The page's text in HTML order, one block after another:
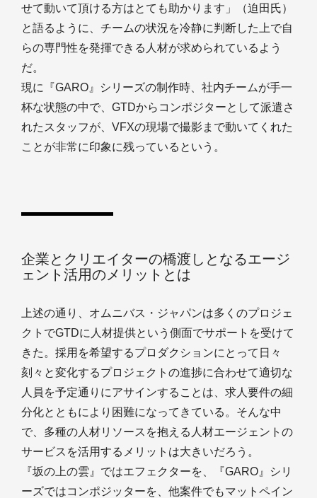
せて動いて頂ける方はとても助かります」（迫田氏）
と語るように、チームの状況を冷静に判断した上で自
らの専門性を発揮できる人材が求められているよう
だ。
現に『GARO』シリーズの制作時、社内チームが手一
杯な状態の中で、GTDからコンポジターとして派遣さ
れたスタッフが、VFXの現場で撮影まで動いてくれた
ことが非常に印象に残っているという。
企業とクリエイターの橋渡しとなるエージ
ェント活用のメリットとは
上述の通り、オムニバス・ジャパンは多くのプロジェ
クトでGTDに人材提供という側面でサポートを受けて
きた。採用を希望するプロダクションにとって日々
刻々と変化するプロジェクトの進捗に合わせて適切な
人員を予定通りにアサインすることは、求人要件の細
分化とともにより困難になってきている。そんな中
で、多種の人材リソースを抱える人材エージェントの
サービスを活用するメリットは大きいだろう。
『坂の上の雲』ではエフェクターを、『GARO』シリ
ーズではコンポジッターを、他案件でもマットペイン